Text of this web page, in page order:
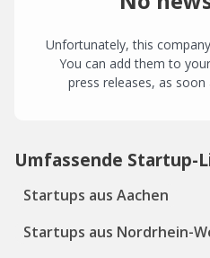
Unfortunately, this
You can add them to
press releases, as soon
Umfassende Startup-
Startups aus Aachen
Startups aus Nordrhein-